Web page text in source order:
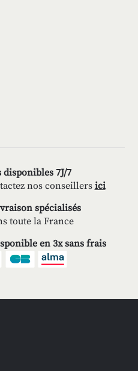
7J/7
nos conseillers ici
spécialisés
toute la France
en 3x sans frais